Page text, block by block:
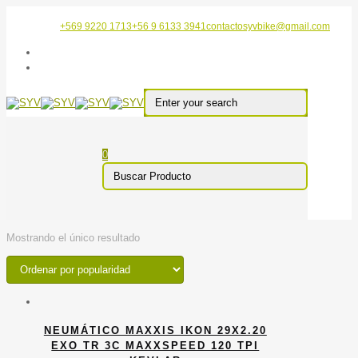
+569 9220 1713+56 9 6133 3941contactosyvbike@gmail.com
0
Mostrando el único resultado
NEUMÁTICO MAXXIS IKON 29X2.20
EXO TR 3C MAXXSPEED 120 TPI